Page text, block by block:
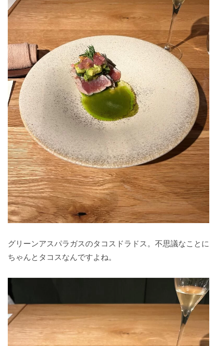
グリーンアスパラガスのタコスドラドス。不思議なことに
ちゃんとタコスなんですよね。